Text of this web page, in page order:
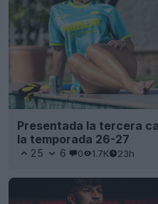
Presentada la tercera
la temporada 26-27
25 6 0 1.7K 23h